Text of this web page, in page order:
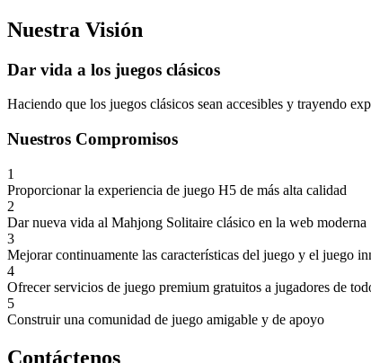
Nuestra Visión
Dar vida a los juegos clásicos
Haciendo que los juegos clásicos sean accesibles y trayendo
Nuestros Compromisos
1
Proporcionar la experiencia de juego H5 de más alta calidad
2
Dar nueva vida al Mahjong Solitaire clásico en la web moderna
3
Mejorar continuamente las características del juego y el juego
4
Ofrecer servicios de juego premium gratuitos a jugadores de
5
Construir una comunidad de juego amigable y de apoyo
Contáctenos